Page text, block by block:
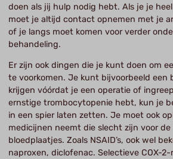
doen als jij hulp nodig hebt. Als je je
moet je altijd contact opnemen met je
of je langs moet komen voor verder
behandeling.
Er zijn ook dingen die je kunt doen om
te voorkomen. Je kunt bijvoorbeeld een
krijgen vóórdat je een operatie of
ernstige trombocytopenie hebt, kun je
in een spier laten zetten. Je moet ook
medicijnen neemt die slecht zijn voor
bloedplaatjes. Zoals NSAID’s, ook wel
naproxen, diclofenac. Selectieve COX-2-